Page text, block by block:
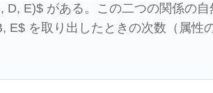
D, E)$ がある。この二つの関係の
E$ を取り出したときの次数（属性